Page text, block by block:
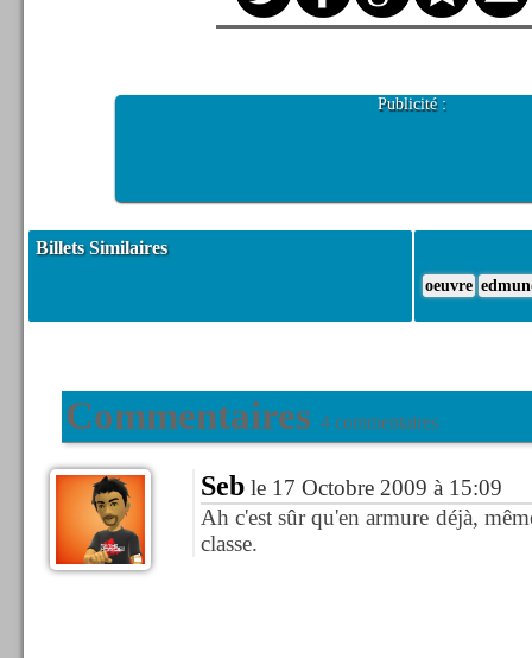
Publicité :
Billets Similaires
oeuvre
Commentaires 4 commentaires
Seble 17 Octobre 2009 à 15:09
Ah c'est sûr qu'en armure déjà,
classe.